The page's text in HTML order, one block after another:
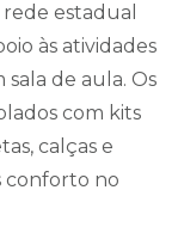
estadual
às atividades
de aula. Os
com kits
calças e
conforto no